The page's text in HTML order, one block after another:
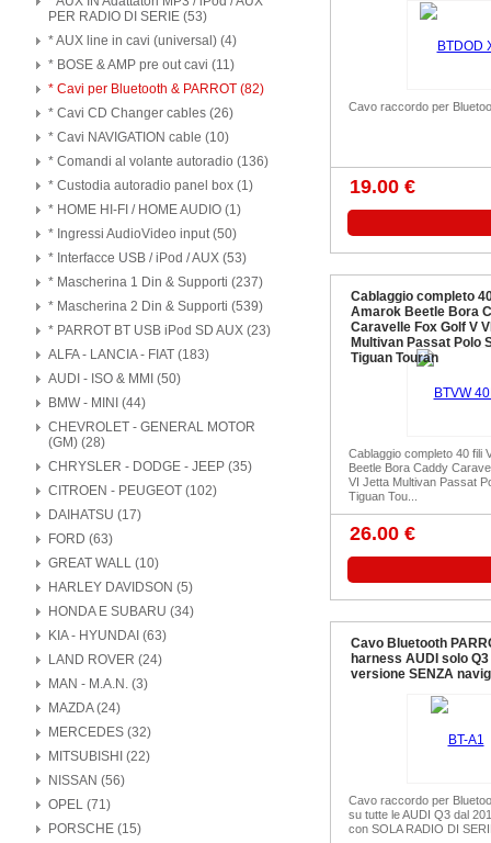
PER RADIO DI SERIE (53)
* AUX line in cavi (universal) (4)
* BOSE & AMP pre out cavi (11)
* Cavi per Bluetooth & PARROT (82)
* Cavi CD Changer cables (26)
* Cavi NAVIGATION cable (10)
* Comandi al volante autoradio (136)
* Custodia autoradio panel box (1)
* HOME HI-FI / HOME AUDIO (1)
* Ingressi AudioVideo input (50)
* Interfacce USB / iPod / AUX (53)
* Mascherina 1 Din & Supporti (237)
* Mascherina 2 Din & Supporti (539)
* PARROT BT USB iPod SD AUX (23)
ALFA - LANCIA - FIAT (183)
AUDI - ISO & MMI (50)
BMW - MINI (44)
CHEVROLET - GENERAL MOTOR
(GM) (28)
CHRYSLER - DODGE - JEEP (35)
CITROEN - PEUGEOT (102)
DAIHATSU (17)
FORD (63)
GREAT WALL (10)
HARLEY DAVIDSON (5)
HONDA E SUBARU (34)
KIA - HYUNDAI (63)
LAND ROVER (24)
MAN - M.A.N. (3)
MAZDA (24)
MERCEDES (32)
MITSUBISHI (22)
NISSAN (56)
OPEL (71)
PORSCHE (15)
Cavo raccordo per
19.00 €
Cablaggio completo
Amarok Beetle Bora
Caravelle Fox Golf V
Multivan Passat Polo
Tiguan Touran
Cablaggio completo 40 fili
Beetle Bora Caddy
VI Jetta Multivan Passat
Tiguan Tou...
26.00 €
Cavo Bluetooth
harness AUDI solo
versione SENZA
Cavo raccordo per
su tutte le AUDI Q3 dal
con SOLA RADIO DI